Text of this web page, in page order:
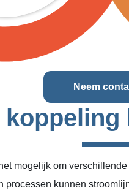
Neem
koppeling
mogelijk om
processen kunnen